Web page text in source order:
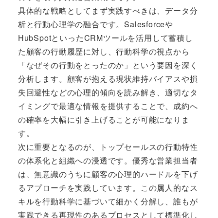
具体的な戦略としてまず実践すべきは、データ分
析と行動心理学の融合です。Salesforceや
HubSpotといったCRMツールを活用して蓄積し
た顧客の行動履歴に対し、行動科学の視点から
「なぜその行動をとったのか」という要因を深く
分析します。顧客が抱える現状維持バイアスや損
失回避性などの心理的傾向を読み解き、適切なタ
イミングで最適な情報を提供することで、成約へ
の確率を大幅に引き上げることが可能になりま
す。
次に重要となるのが、トップセールスの行動特性
の体系化と組織への浸透です。優秀な営業担当者
は、無意識のうちに顧客の心理的ハードルを下げ
るアプローチを実践しています。この属人的なス
キルを行動科学に基づいて細かく分解し、誰もが
実践できる再現性のあるプロセスとして標準化し